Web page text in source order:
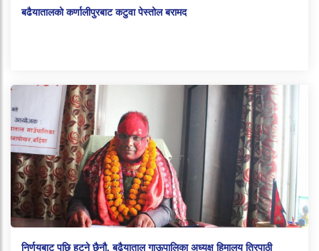
बढैयातालको कर्णालीपुरबाट कटुवा पेस्तोल बरामद
निर्णयबाट पछि हटने छैनौ, बढैयाताल गाऊपालिका अध्यक्ष हिमालय त्रिपाठी